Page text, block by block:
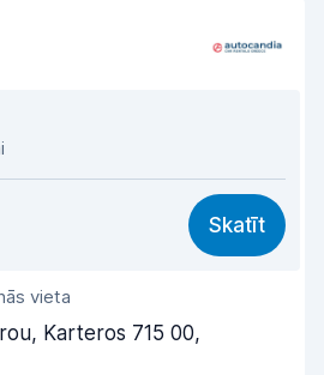
9,7
8,7
8,7
Skatīt
vieta
Karteros 715 00,